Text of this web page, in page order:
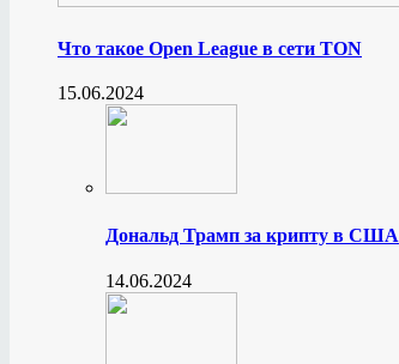
Что такое Open League в сети TON
15.06.2024
Дональд Трамп за крипту в США
14.06.2024